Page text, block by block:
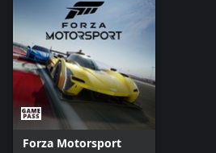
Forza Motorsport